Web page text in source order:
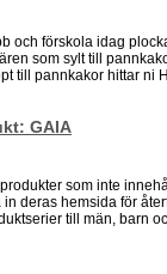
och förskola idag
som sylt till
recept till
GAIA
som inte
deras hemsida för
till män, barn